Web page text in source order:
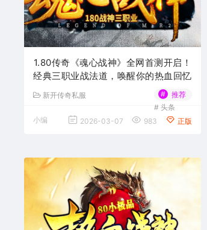
1.80传奇《魂心战神》全网首测开启！
经典三职业战法道，唤醒你的热血回忆
新开传奇私服 #
推荐
# 头条
小编
2026-03-07 983 正版